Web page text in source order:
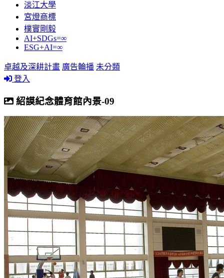
淡江大學
宮燈商標
樸實剛毅
AI+SDGs=∞
ESG+AI=∞
卓越及深耕計畫 廣告輪播 未分類
登入
紹謨紀念體育館內景-09